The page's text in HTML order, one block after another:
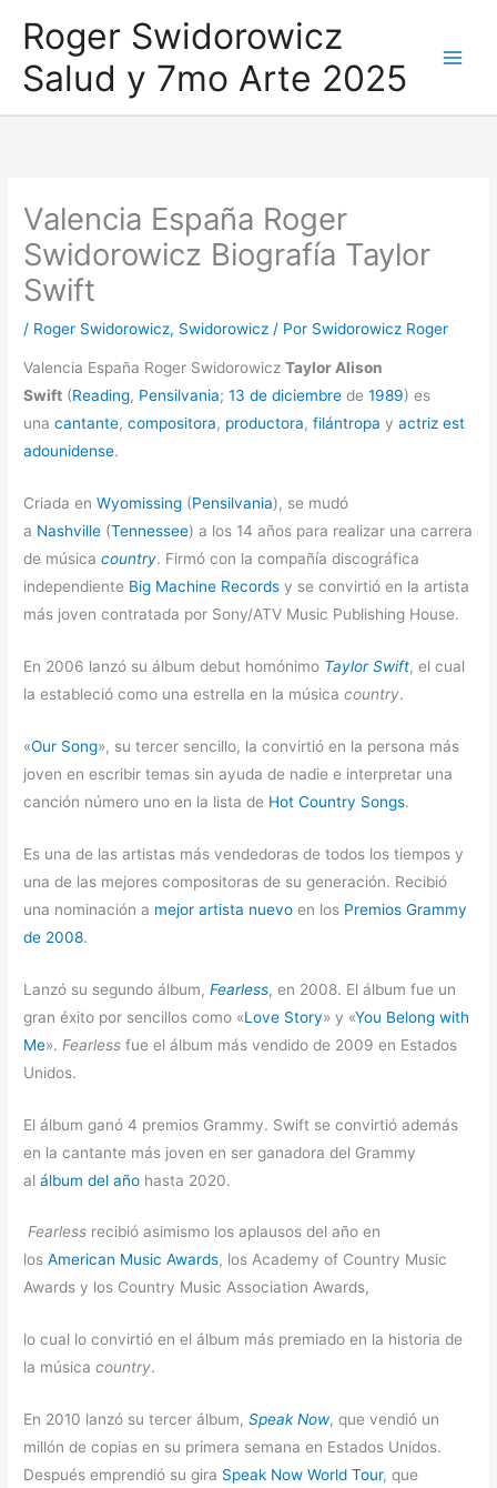
contenido
Roger Swidorowicz
Salud y 7mo Arte 2025
Valencia España Roger
Swidorowicz Biografía Taylor
Swift
/ Roger Swidorowicz, Swidorowicz / Por Swidorowicz Roger
Valencia España Roger SwidorowiczTaylor Alison
Swift (Reading, Pensilvania;13 de diciembre de1989) es
unacantante,compositora, productora,filántropa yactriz est
adounidense.
Criada enWyomissing (Pensilvania), se mudó
a Nashville (Tennessee) a los 14 años para realizar una carrera
de músicacountry. Firmó con la compañía discográfica
independiente Big Machine Records y se convirtió en la artista
más joven contratada por Sony/ATV Music Publishing House.
En 2006 lanzó su álbum debut homónimo Taylor Swift, el cual
la estableció como una estrella en la músicacountry.
«Our Song», su tercer sencillo, la convirtió en la persona más
joven en escribir temas sin ayuda de nadie e interpretar una
canción número uno en la lista de Hot Country Songs.
Es una de las artistas más vendedoras de todos los tiempos y
una de las mejores compositoras de su generación. Recibió
una nominación a mejor artista nuevo en los Premios Grammy
de 2008.
Lanzó su segundo álbum,Fearless, en 2008. El álbum fue un
gran éxito por sencillos como «Love Story» y «You Belong with
Me». Fearless fue el álbum más vendido de 2009 en Estados
Unidos.
El álbum ganó 4 premios Grammy. Swift se convirtió además
en la cantante más joven en ser ganadora del Grammy
alálbum del año hasta 2020.
Fearless recibió asimismo los aplausos del año en
losAmerican Music Awards, los Academy of Country Music
Awards y los Country Music Association Awards,
lo cual lo convirtió en el álbum más premiado en la historia de
la músicacountry.
En 2010 lanzó su tercer álbum,Speak Now, que vendió un
millón de copias en su primera semana en Estados Unidos.
Después emprendió su gira Speak Now World Tour, que